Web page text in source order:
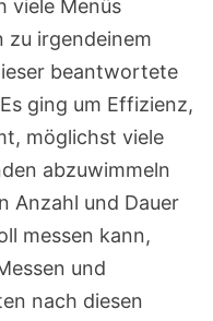
viele Menüs
zu irgendeinem
beantwortete
ging um Effizienz,
möglichst viele
abzuwimmeln
Anzahl und Dauer
messen kann,
und
nach diesen